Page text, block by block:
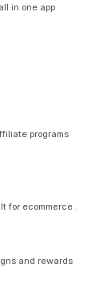
in one app
programs
for ecommerce .
and rewards